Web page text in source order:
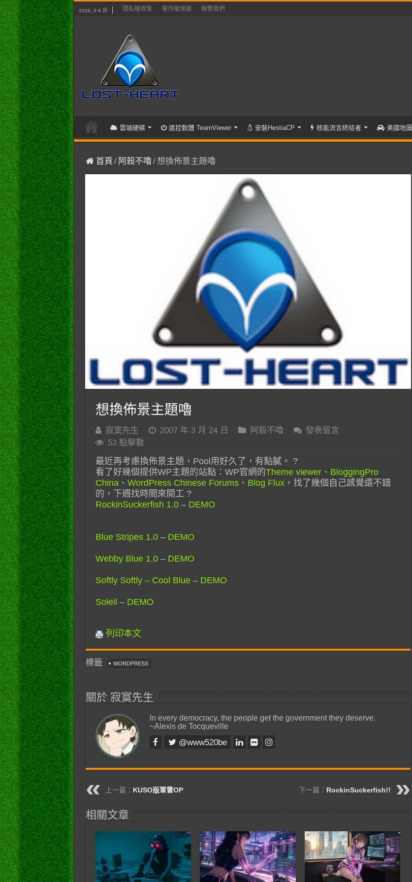
2026, 9 8 月 隱私權政策 著作權保護 聯繫我們
雲端硬碟 遠控軟體 TeamViewer 安裝HestiaCP 核能流言終結者 美國地圖
首頁 / 阿殺不嚕/想換佈景主題嚕
想換佈景主題嚕
寂寞先生 2007 年 3 月 24 日 阿殺不嚕
發表留言
53 點擊數
最近再考慮換佈景主題，Pool用好久了，有點膩。 ?
看了好幾個提供WP主題的站點：WP官網的Theme viewer、 BloggingPro
China、 WordPress Chinese Forums、 Blog Flux，找了幾個自己感覺還不錯
的，下週找時間來開工 ?
RockinSuckerfish 1.0– DEMO
Blue Stripes 1.0– DEMO
Webby Blue 1.0– DEMO
Softly Softly – Cool Blue– DEMO
Soleil – DEMO
列印本文
標籤 WORDPRESS
關於 寂寞先生
In every democracy, the people get the government they deserve.
~Alexis de Tocqueville
@www520be
上一篇： KUSO版軍曹OP 下一篇： RockinSuckerfish!!
相關文章